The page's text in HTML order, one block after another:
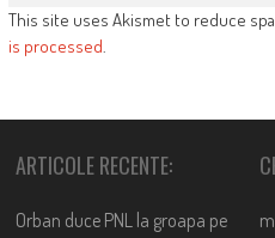
This site uses Akismet to reduce
is processed.
ARTICOLE RECENTE:
Orban duce PNL la groapa pe